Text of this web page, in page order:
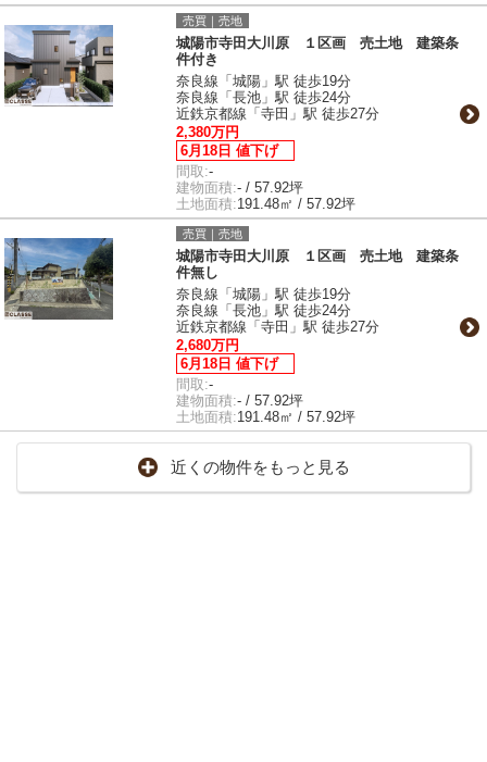
売買｜売地
城陽市寺田大川原 １区画 売土地 建築条
件付き
奈良線「城陽」駅 徒歩19分
奈良線「長池」駅 徒歩24分
近鉄京都線「寺田」駅 徒歩27分
2,380万円
6月18日 値下げ
間取:-
建物面積:- / 57.92坪
土地面積:191.48㎡ / 57.92坪
売買｜売地
城陽市寺田大川原 １区画 売土地 建築条
件無し
奈良線「城陽」駅 徒歩19分
奈良線「長池」駅 徒歩24分
近鉄京都線「寺田」駅 徒歩27分
2,680万円
6月18日 値下げ
間取:-
建物面積:- / 57.92坪
土地面積:191.48㎡ / 57.92坪
近くの物件をもっと見る